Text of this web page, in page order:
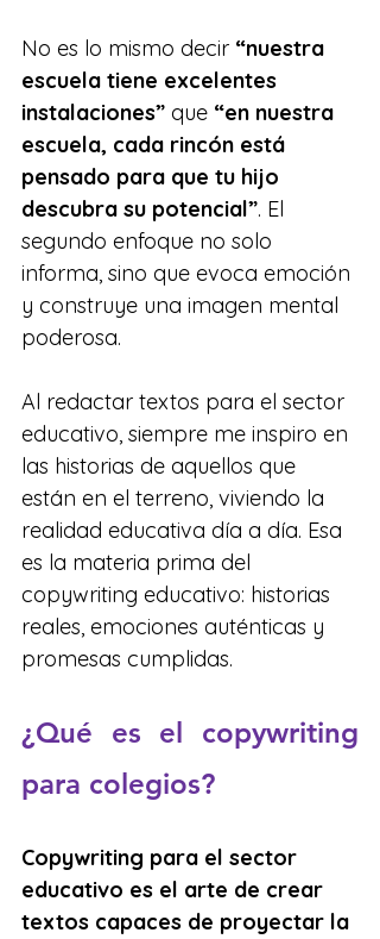
No es lo mismo decir “nuestra
escuela tiene excelentes
instalaciones” que “en nuestra
escuela, cada rincón está
pensado para que tu hijo
descubra su potencial”. El
segundo enfoque no solo
informa, sino que evoca emoción
y construye una imagen mental
poderosa.
Al redactar textos para el sector
educativo, siempre me inspiro en
las historias de aquellos que
están en el terreno, viviendo la
realidad educativa día a día. Esa
es la materia prima del
copywriting educativo: historias
reales, emociones auténticas y
promesas cumplidas.
¿Qué es el copywriting
para colegios?
Copywriting para el sector
educativo es el arte de crear
textos capaces de proyectar la